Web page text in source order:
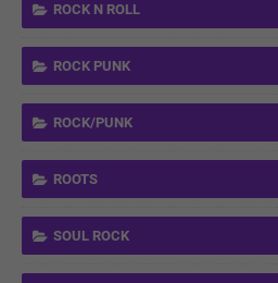
ROCK N ROLL
ROCK PUNK
ROCK/PUNK
ROOTS
SOUL ROCK